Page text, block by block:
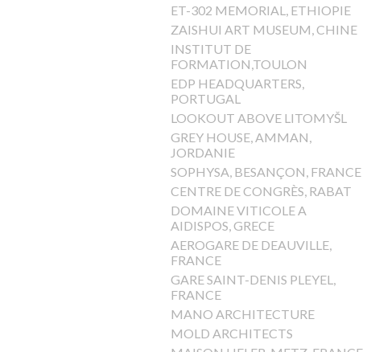
ET-302 MEMORIAL, ETHIOPIE
ZAISHUI ART MUSEUM, CHINE
INSTITUT DE
FORMATION,TOULON
EDP HEADQUARTERS,
PORTUGAL
LOOKOUT ABOVE LITOMYŠL
GREY HOUSE, AMMAN,
JORDANIE
SOPHYSA, BESANÇON, FRANCE
CENTRE DE CONGRÈS, RABAT
DOMAINE VITICOLE A
AIDISPOS, GRECE
AEROGARE DE DEAUVILLE,
FRANCE
GARE SAINT-DENIS PLEYEL,
FRANCE
MANO ARCHITECTURE
MOLD ARCHITECTS